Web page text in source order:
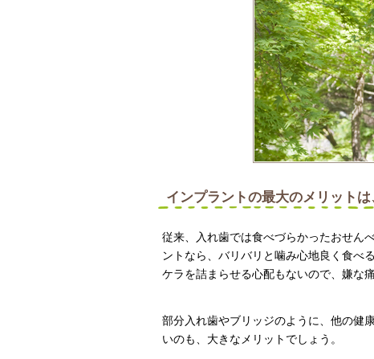
インプラントの最大のメリット
従来、入れ歯では食べづらかったおせん
ントなら、バリバリと噛み心地良く食べ
ケラを詰まらせる心配もないので、嫌な
部分入れ歯やブリッジのように、他の健
いのも、大きなメリットでしょう。